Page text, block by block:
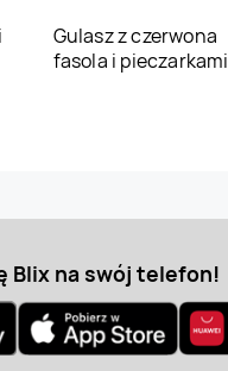
Gulasz z czerwona
fasola i pieczarkami
Blix na swój telefon!